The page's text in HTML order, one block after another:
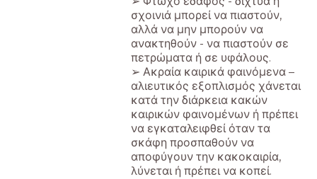
σχοινιά μπορεί να πιαστούν,
αλλά να μην μπορούν να
ανακτηθούν - να πιαστούν σε
πετρώματα ή σε υφάλους.
➢ Ακραία καιρικά φαινόμενα –
αλιευτικός εξοπλισμός χάνεται
κατά την διάρκεια κακών
καιρικών φαινομένων ή πρέπει
να εγκαταλειφθεί όταν τα
σκάφη προσπαθούν να
αποφύγουν την κακοκαιρία,
λύνεται ή πρέπει να κοπεί.